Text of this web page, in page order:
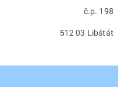
č.p. 198
512 03 Libštát